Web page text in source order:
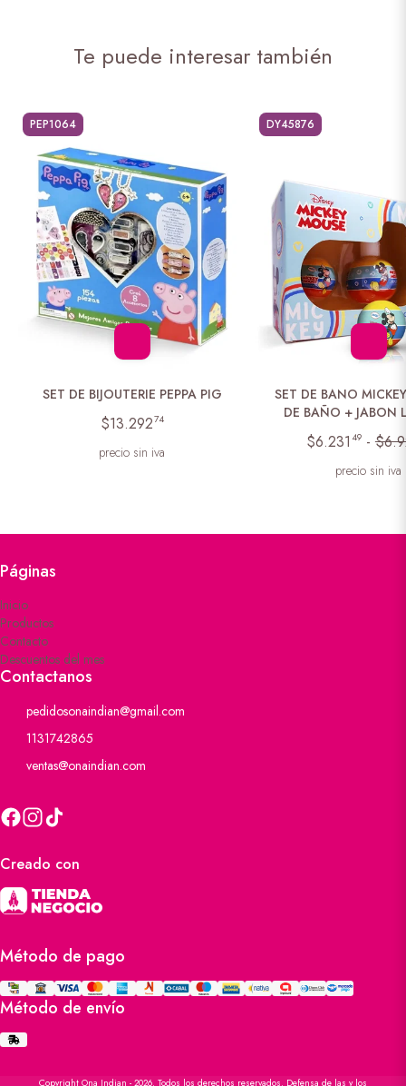
Te puede interesar también
PEP1064
SET DE BIJOUTERIE PEPPA PIG
$13.29274
precio sin iva
DY45876
SET DE BANO
DE BAÑO + JABON
$6.231 49 -
precio sin iva
Páginas
Inicio
Productos
Contacto
Descuentos del mes
Contactanos
pedidosonaindian@gmail.com
1131742865
ventas@onaindian.com
Creado con
Método de pago
Método de envío
Copyright Ona Indian - 2026. Todos los derechos reservados. Defensa de las y los